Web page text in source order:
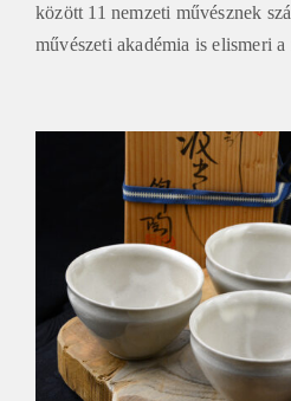
között 11 nemzeti művésznek
művészeti akadémia is elismeri a